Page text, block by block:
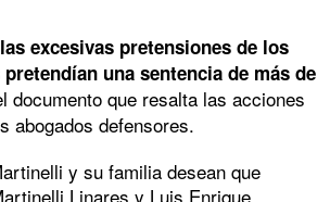
excesivas pretensiones de los
una sentencia de más de
documento que resalta las acciones
abogados defensores.
y su familia desean que
Linares y Luis Enrique